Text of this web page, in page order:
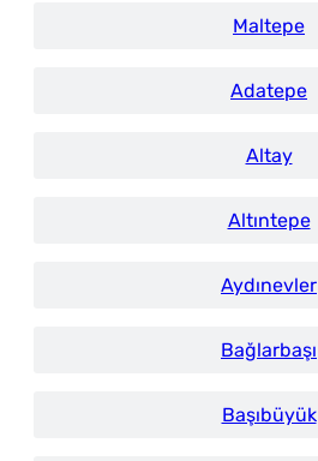
Maltepe
Adatepe
Altay
Altıntepe
Aydınevler
Bağlarbaşı
Başıbüyük